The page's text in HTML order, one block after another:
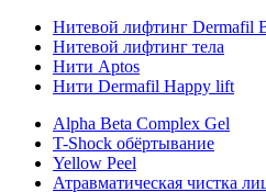
Нитевой лифтинг Dermafil
Нитевой лифтинг тела
Нити Aptos
Нити Dermafil Happy lift
Alpha Beta Complex Gel
T-Shock обёртывание
Yellow Peel
Атравматическая чистка